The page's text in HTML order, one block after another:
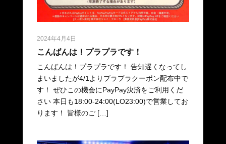
2024年4月4日
こんばんは！プラプラです！
こんばんは！プラプラです！ 告知遅くなってし
まいましたが4/1よりプラプラクーポン配布中で
す！ ぜひこの機会にPayPay決済をご利用くだ
さい 本日も18:00-24:00(LO23:00)で営業してお
ります！ 皆様のご […]